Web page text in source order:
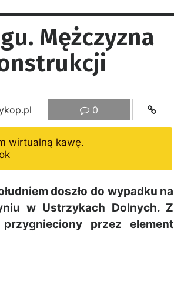
Mężczyzna
0
wirtualną kawę.
doszło do wypadku na
w Ustrzykach Dolnych. Z
przez element